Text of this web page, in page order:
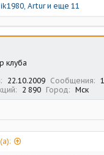
, Arturи еще 11
клуба
22.10.2009 Сообщения
2 890 Город Мск